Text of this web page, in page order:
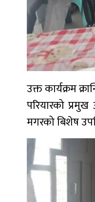
उक्त कार्यक्रम
परियारको
मगरको बिशेष